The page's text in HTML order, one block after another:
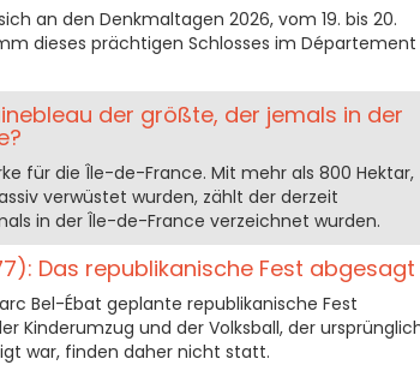
an den Denkmaltagen 2026, vom 19. bis 20.
dieses prächtigen Schlosses im Département
der größte, der jemals in der
für die Île-de-France. Mit mehr als 800 Hektar,
verwüstet wurden, zählt der derzeit
in der Île-de-France verzeichnet wurden.
Das republikanische Fest abgesagt
Bel-Ébat geplante republikanische Fest
Kinderumzug und der Volksball, der
war, finden daher nicht statt.